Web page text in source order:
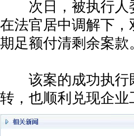
次日，被执行人
在法官居中调解下
期足额付清剩余案款
该案的成功执行
转，也顺利兑现企